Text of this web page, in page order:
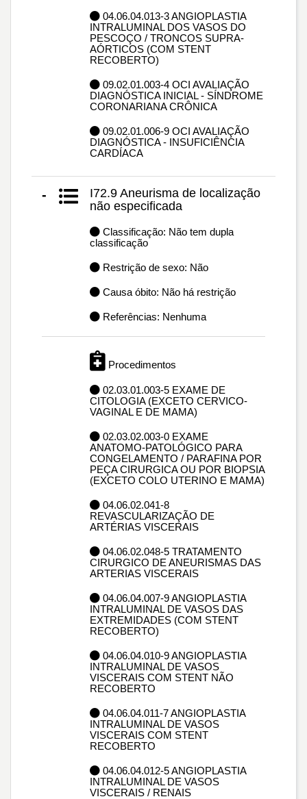
04.06.04.013-3 ANGIOPLASTIA
INTRALUMINAL DOS VASOS DO
PESCOÇO / TRONCOS SUPRA-
AÓRTICOS (COM STENT
RECOBERTO)
09.02.01.003-4 OCI AVALIAÇÃO
DIAGNÓSTICA INICIAL - SÍNDROME
CORONARIANA CRÔNICA
09.02.01.006-9 OCI AVALIAÇÃO
DIAGNÓSTICA - INSUFICIÊNCIA
CARDÍACA
-
I72.9 Aneurisma de localização
não especificada
Classificação: Não tem dupla
classificação
Restrição de sexo: Não
Causa óbito: Não há restrição
Referências: Nenhuma
Procedimentos
02.03.01.003-5 EXAME DE
CITOLOGIA (EXCETO CERVICO-
VAGINAL E DE MAMA)
02.03.02.003-0 EXAME
ANATOMO-PATOLÓGICO PARA
CONGELAMENTO / PARAFINA POR
PEÇA CIRURGICA OU POR BIOPSIA
(EXCETO COLO UTERINO E MAMA)
04.06.02.041-8
REVASCULARIZAÇÃO DE
ARTÉRIAS VISCERAIS
04.06.02.048-5 TRATAMENTO
CIRURGICO DE ANEURISMAS DAS
ARTERIAS VISCERAIS
04.06.04.007-9 ANGIOPLASTIA
INTRALUMINAL DE VASOS DAS
EXTREMIDADES (COM STENT
RECOBERTO)
04.06.04.010-9 ANGIOPLASTIA
INTRALUMINAL DE VASOS
VISCERAIS COM STENT NÃO
RECOBERTO
04.06.04.011-7 ANGIOPLASTIA
INTRALUMINAL DE VASOS
VISCERAIS COM STENT
RECOBERTO
04.06.04.012-5 ANGIOPLASTIA
INTRALUMINAL DE VASOS
VISCERAIS / RENAIS